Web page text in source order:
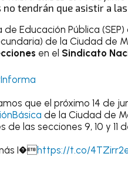
no tendrán que asistir a
de Educación Pública
de la Ciudad de
en el Sindicato
que el próximo 14 de
de la Ciudad de
de las secciones 9, 10 y 11
I�https://t.co/